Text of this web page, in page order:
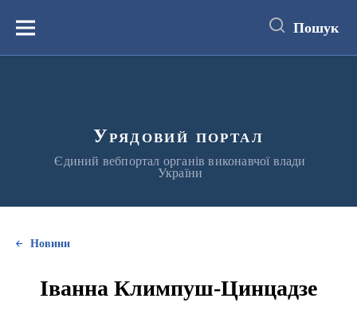
вмістуМеню Пошук
Урядовий портал
Єдиний вебпортал органів виконавчої влади
України
Новини
Іванна Климпуш-Цинцадзе